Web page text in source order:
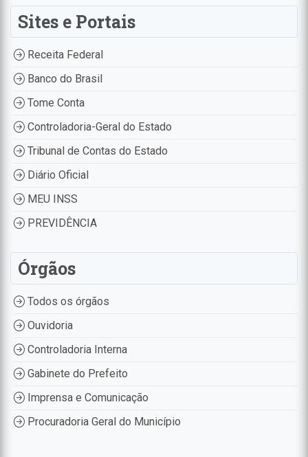
Sites e Portais
Receita Federal
Banco do Brasil
Tome Conta
Controladoria-Geral do Estado
Tribunal de Contas do Estado
Diário Oficial
MEU INSS
PREVIDÊNCIA
Órgãos
Todos os órgãos
Ouvidoria
Controladoria Interna
Gabinete do Prefeito
Imprensa e Comunicação
Procuradoria Geral do Município